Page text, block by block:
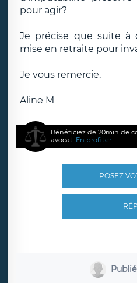
pour agir?
Je précise que suite à
mise en retraite pour
Je vous remercie.
Aline M
Bénéficiez de 20min de
avocat. En profiter
POSEZ